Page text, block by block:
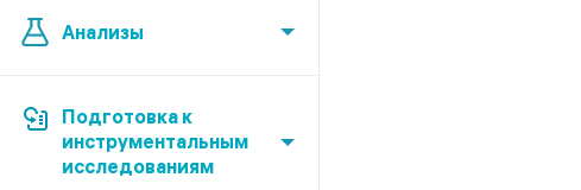
Анализы
Подготовка к
инструментальным
исследованиям